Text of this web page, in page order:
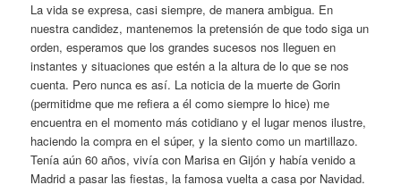
La vida se expresa, casi siempre, de manera ambigua. En
nuestra candidez, mantenemos la pretensión de que todo siga un
orden, esperamos que los grandes sucesos nos lleguen en
instantes y situaciones que estén a la altura de lo que se nos
cuenta. Pero nunca es así. La noticia de la muerte de Gorin
(permitidme que me refiera a él como siempre lo hice) me
encuentra en el momento más cotidiano y el lugar menos ilustre,
haciendo la compra en el súper, y la siento como un martillazo.
Tenía aún 60 años, vivía con Marisa en Gijón y había venido a
Madrid a pasar las fiestas, la famosa vuelta a casa por Navidad.